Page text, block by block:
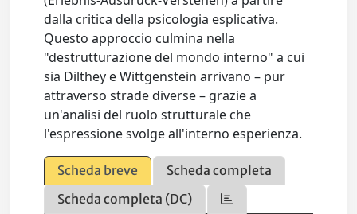
dalla critica della psicologia esplicativa.
Questo approccio culmina nella
"destrutturazione del mondo interno" a cui
sia Dilthey e Wittgenstein arrivano – pur
attraverso strade diverse – grazie a
un'analisi del ruolo strutturale che
l'espressione svolge all'interno esperienza.
Scheda breve
Scheda completa
Scheda completa (DC)